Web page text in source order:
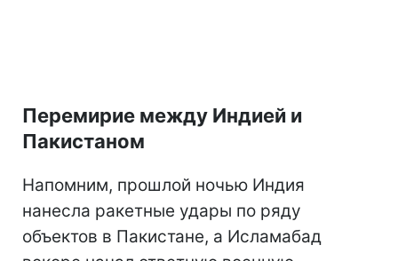
Перемирие между Индией и
Пакистаном
Напомним, прошлой ночью Индия
нанесла ракетные удары по ряду
объектов в Пакистане, а Исламабад